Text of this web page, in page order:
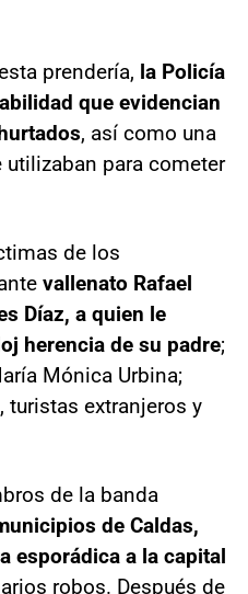
prendería, la Policía
que evidencian
, así como una
para cometer
de los
vallenato Rafael
Díaz, a quien le
herencia de su padre;
Mónica Urbina;
turistas extranjeros y
de la banda
de Caldas,
esporádica a la capital
robos. Después de